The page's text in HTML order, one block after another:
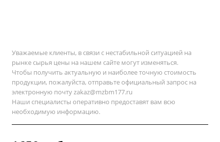
Уважаемые клиенты, в связи с нестабильной ситуацией на
рынке сырья цены на нашем сайте могут изменяться.
Чтобы получить актуальную и наиболее точную стоимость
продукции, пожалуйста, отправьте официальный запрос на
электронную почтуzakaz@mzbm177.ru
Наши специалисты оперативно предоставят вам всю
необходимую информацию.